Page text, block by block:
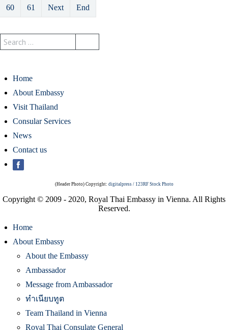
60 61 Next End
Home
About Embassy
Visit Thailand
Consular Services
News
Contact us
(Header Photo) Copyright: digitalpress / 123RF Stock Photo
Copyright © 2009 - 2020, Royal Thai Embassy in Vienna. All Rights
Reserved.
Home
About Embassy
About the Embassy
Ambassador
Message from Ambassador
ทำเนียบทูต
Team Thailand in Vienna
Royal Thai Consulate General